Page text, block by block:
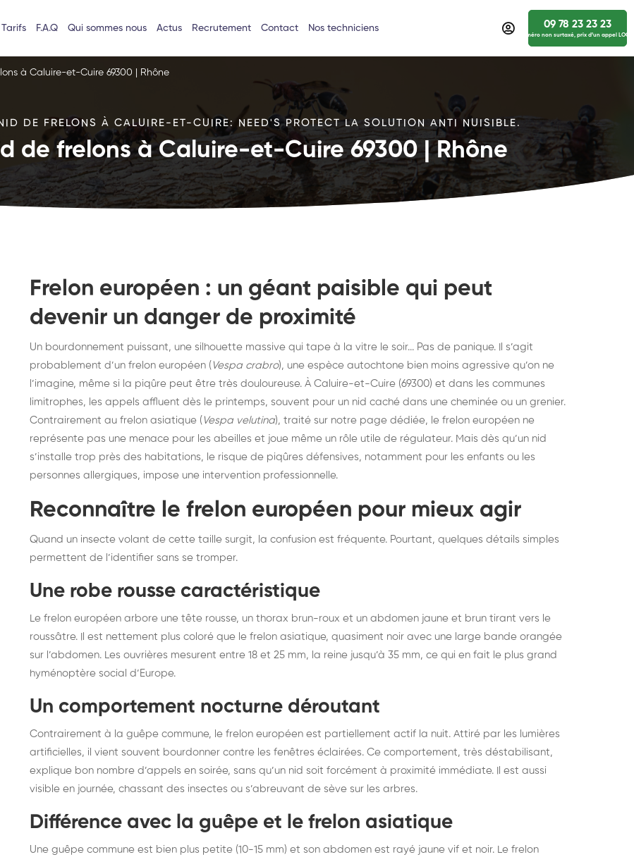
Tarifs F.A.Q Qui sommes nous Actus Recrutement Contact Nos techniciens 09 78 23 23 23
numéro non surtaxé, prix d’un appel
à Caluire-et-Cuire 69300 | Rhône
DE FRELONS À CALUIRE-ET-CUIRE: NEED'S PROTECT LA SOLUTION ANTI NUISIBLE.
de frelons à Caluire-et-Cuire 69300 | Rhône
Destruction de nid de
frelons : intervention
rapide partout en France
Destruction de nid de
frelons asiatiques :
Frelon européen : un géant paisible qui peut
devenir un danger de proximité
Un bourdonnement puissant, une silhouette massive qui tape à la vitre le soir... Pas de panique. Il s’agit
probablement d’un frelon européen ( Vespa crabro), une espèce autochtone bien moins agressive qu’on ne
l’imagine, même si la piqûre peut être très douloureuse. À Caluire-et-Cuire (69300) et dans les communes
limitrophes, les appels affluent dès le printemps, souvent pour un nid caché dans une cheminée ou un grenier.
Contrairement au frelon asiatique ( Vespa velutina), traité sur notre page dédiée, le frelon européen ne
représente pas une menace pour les abeilles et joue même un rôle utile de régulateur. Mais dès qu’un nid
s’installe trop près des habitations, le risque de piqûres défensives, notamment pour les enfants ou les
personnes allergiques, impose une intervention professionnelle.
Reconnaître le frelon européen pour mieux agir
Quand un insecte volant de cette taille surgit, la confusion est fréquente. Pourtant, quelques détails simples
permettent de l’identifier sans se tromper.
Une robe rousse caractéristique
Le frelon européen arbore une tête rousse, un thorax brun-roux et un abdomen jaune et brun tirant vers le
roussâtre. Il est nettement plus coloré que le frelon asiatique, quasiment noir avec une large bande orangée
sur l’abdomen. Les ouvrières mesurent entre 18 et 25 mm, la reine jusqu’à 35 mm, ce qui en fait le plus grand
hyménoptère social d’Europe.
Un comportement nocturne déroutant
Contrairement à la guêpe commune, le frelon européen est partiellement actif la nuit. Attiré par les lumières
artificielles, il vient souvent bourdonner contre les fenêtres éclairées. Ce comportement, très déstabilisant,
explique bon nombre d’appels en soirée, sans qu’un nid soit forcément à proximité immédiate. Il est aussi
visible en journée, chassant des insectes ou s’abreuvant de sève sur les arbres.
Différence avec la guêpe et le frelon asiatique
Une guêpe commune est bien plus petite (10-15 mm) et son abdomen est rayé jaune vif et noir. Le frelon